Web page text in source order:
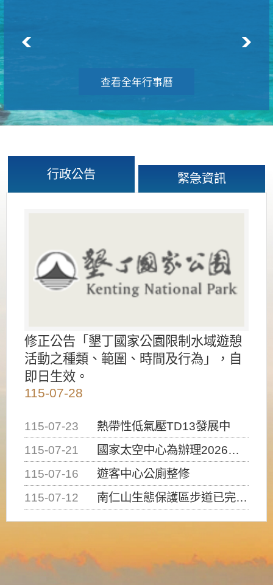
查看全年行事曆
行政公告 緊急資訊
修正公告「墾丁國家公園限制水域遊憩
活動之種類、範圍、時間及行為」，自
即日生效。
115-07-28
115-07-23
熱帶性低氣壓TD13發展中
115-07-21
國家太空中心為辦理2026台灣盃火箭競賽，陸、海、空域警戒及協調相關事宜，因颱風備案事宜
115-07-16
遊客中心公廁整修
115-07-12
南仁山生態保護區步道已完成修復，自115年7月13日（星期一）起恢復開放入園，歡迎民眾依規定申請入園....